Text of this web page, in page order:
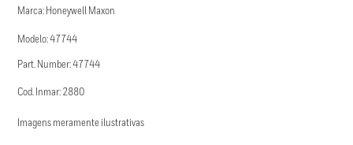
Marca: Honeywell Maxon
Modelo: 47744
Part. Number: 47744
Cod. Inmar: 2880
Imagens meramente ilustrativas